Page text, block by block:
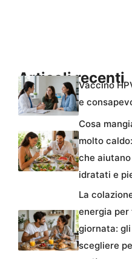
Articoli recenti
Vaccino
e
Cosa
molto
che
idratati e
La
energia
giornata:
scegliere